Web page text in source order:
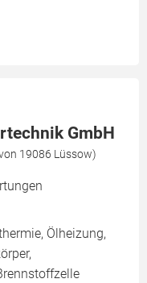
GmbH
19086 Lüssow)
Ölheizung,